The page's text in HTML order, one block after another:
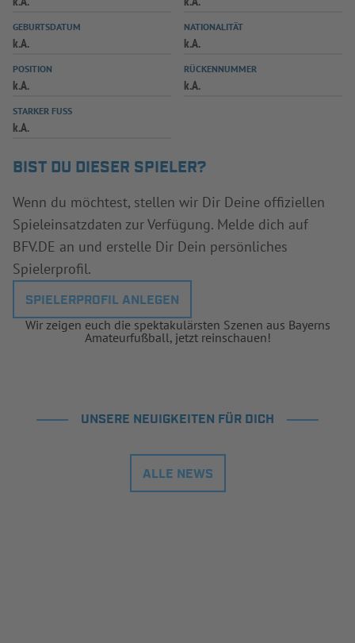
SPIELPLUS
GEBURTSDATUM
k.A.
NATIONALITÄT
k.A.
POSITION
k.A.
RÜCKENNUMMER
k.A.
STARKER FUSS
k.A.
BIST DU DIESER SPIELER?
Wenn du möchtest, stellen wir Dir Deine offiziellen
Spieleinsatzdaten zur Verfügung. Melde dich auf
BFV.DE an und erstelle Dir Dein persönliches
Spielerprofil.
SPIELERPROFIL ANLEGEN
Wir zeigen euch die spektakulärsten Szenen aus Bayerns
Amateurfußball, jetzt reinschauen!
UNSERE NEUIGKEITEN FÜR DICH
ALLE NEWS